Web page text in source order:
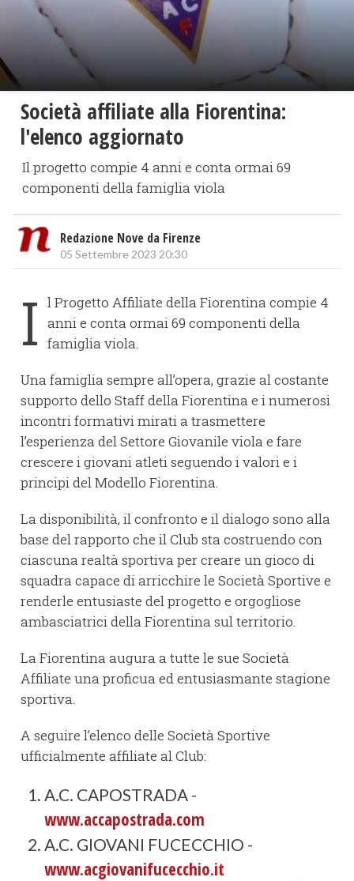
Società affiliate alla Fiorentina:
l'elenco aggiornato
Il progetto compie 4 anni e conta ormai 69
componenti della famiglia viola
Redazione Nove da Firenze
05 Settembre 2023 20:30
I l Progetto Affiliate della Fiorentina compie 4
anni e conta ormai 69 componenti della
famiglia viola.
Una famiglia sempre all’opera, grazie al costante
supporto dello Staff della Fiorentina e i numerosi
incontri formativi mirati a trasmettere
l’esperienza del Settore Giovanile viola e fare
crescere i giovani atleti seguendo i valori e i
principi del Modello Fiorentina.
La disponibilità, il confronto e il dialogo sono alla
base del rapporto che il Club sta costruendo con
ciascuna realtà sportiva per creare un gioco di
squadra capace di arricchire le Società Sportive e
renderle entusiaste del progetto e orgogliose
ambasciatrici della Fiorentina sul territorio.
La Fiorentina augura a tutte le sue Società
Affiliate una proficua ed entusiasmante stagione
sportiva.
A seguire l’elenco delle Società Sportive
ufficialmente affiliate al Club:
A.C. CAPOSTRADA -
www.accapostrada.com
A.C. GIOVANI FUCECCHIO -
www.acgiovanifucecchio.it